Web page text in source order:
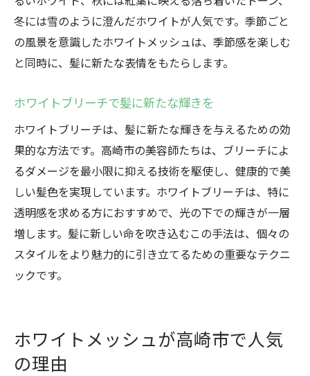
地元の風土に調和するメッシュ選び
群馬の四季を反映するメッシュデザイン
自然と文化が融合するホワイトメッシュ
高崎スタイルのホワイトメッシュの秘密
地元特有のメッシュデザインの楽しみ方
ホワイトメッシュで地元愛を表現する
高崎市の風景に映えるメッシュの選び方
美容師が勧める地元風メッシュデザイン
地域に根差したメッシュスタイルの提案
冬には雪のように澄んだホワイトが人気です。季節ごと
の風景を意識したホワイトメッシュは、季節感を楽しむ
と同時に、髪に新たな表情をもたらします。
ホワイトブリーチで髪に新たな輝きを
ホワイトブリーチは、髪に新たな輝きを与えるための効
果的な方法です。高崎市の美容師たちは、ブリーチによ
るダメージを最小限に抑える技術を駆使し、健康的で美
しい髪色を実現しています。ホワイトブリーチは、特に
透明感を求める方におすすめで、光の下での輝きが一層
増します。髪に新しい命を吹き込むこの手法は、個々の
スタイルをより魅力的に引き立てるための重要なテクニ
ックです。
ホワイトメッシュが高崎市で人気
の理由